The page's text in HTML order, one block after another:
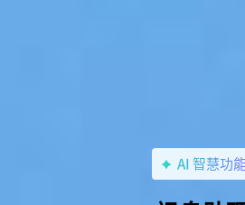
AI 智慧功